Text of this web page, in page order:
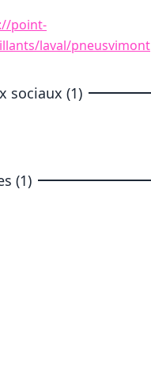
point-
laval/pneusvimont
sociaux (1)
(1)